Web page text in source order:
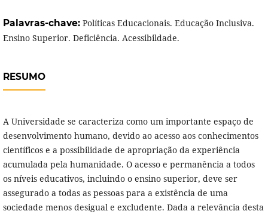
Palavras-chave: Políticas Educacionais. Educação Inclusiva.
Ensino Superior. Deficiência. Acessibildade.
RESUMO
A Universidade se caracteriza como um importante espaço de
desenvolvimento humano, devido ao acesso aos conhecimentos
científicos e a possibilidade de apropriação da experiência
acumulada pela humanidade. O acesso e permanência a todos
os níveis educativos, incluindo o ensino superior, deve ser
assegurado a todas as pessoas para a existência de uma
sociedade menos desigual e excludente. Dada a relevância desta